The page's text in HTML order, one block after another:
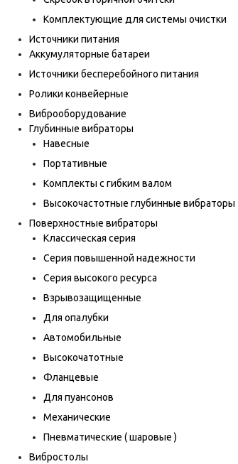
Комплектующие для системы очистки
Источники питания
Аккумуляторные батареи
Источники бесперебойного питания
Ролики конвейерные
Виброоборудование
Глубинные вибраторы
Навесные
Портативные
Комплекты с гибким валом
Высокочастотные глубинные вибраторы
Поверхностные вибраторы
Классическая серия
Серия повышенной надежности
Серия высокого ресурса
Взрывозащищенные
Для опалубки
Автомобильные
Высокочатотные
Фланцевые
Для пуансонов
Механические
Пневматические ( шаровые )
Вибростолы